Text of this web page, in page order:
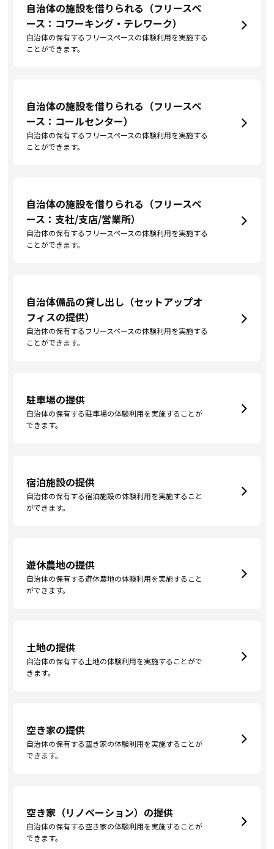
自治体の施設を借りられる（フリースペ
ース：コワーキング・テレワーク）
自治体の保有するフリースペースの体験利用を実施する
ことができます。
自治体の施設を借りられる（フリースペ
ース：コールセンター）
自治体の保有するフリースペースの体験利用を実施する
ことができます。
自治体の施設を借りられる（フリースペ
ース：支社/支店/営業所）
自治体の保有するフリースペースの体験利用を実施する
ことができます。
自治体備品の貸し出し（セットアップオ
フィスの提供）
自治体の保有するフリースペースの体験利用を実施する
ことができます。
駐車場の提供
自治体の保有する駐車場の体験利用を実施することが
できます。
宿泊施設の提供
自治体の保有する宿泊施設の体験利用を実施すること
ができます。
遊休農地の提供
自治体の保有する遊休農地の体験利用を実施すること
ができます。
土地の提供
自治体の保有する土地の体験利用を実施することがで
きます。
空き家の提供
自治体の保有する空き家の体験利用を実施することが
できます。
空き家（リノベーション）の提供
自治体の保有する空き家の体験利用を実施することが
できます。